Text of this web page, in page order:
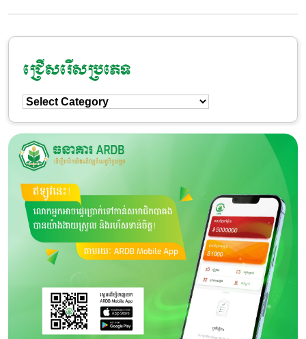
ជ្រើសរើសប្រភេទ
ជ្រើសរើស
ប្រភេទ